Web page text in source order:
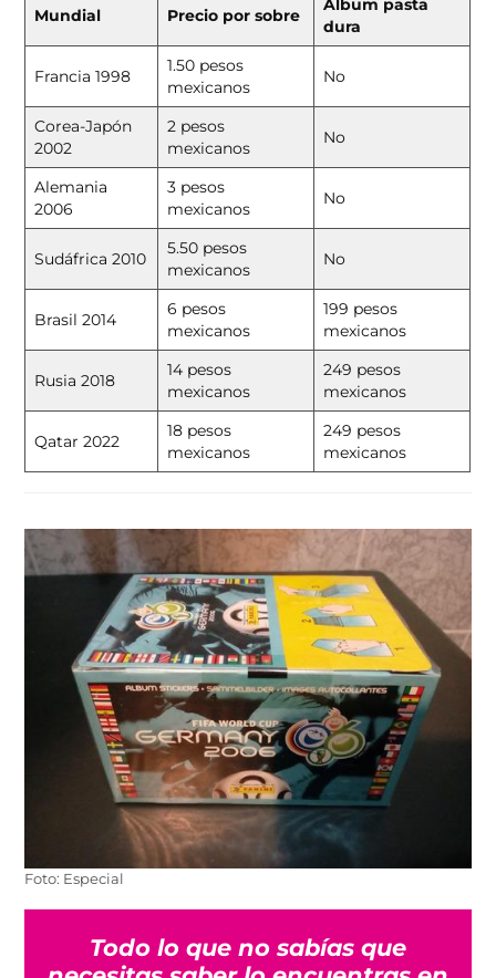
Mundial Precio por sobre
Álbum pasta
dura
Francia 1998
1.50 pesos
mexicanos
No
Corea-Japón
2002
2 pesos
mexicanos
No
Alemania
2006
3 pesos
mexicanos
No
Sudáfrica 2010
5.50 pesos
mexicanos
No
Brasil 2014
6 pesos
mexicanos
199 pesos
mexicanos
Rusia 2018
14 pesos
mexicanos
249 pesos
mexicanos
Qatar 2022
18 pesos
mexicanos
249 pesos
mexicanos
Foto: Especial
Todo lo que no sabías que